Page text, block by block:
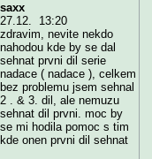
saxx
27.12. 13:20
zdravim, nevite nekdo
nahodou kde by se dal
sehnat prvni dil serie
nadace ( nadace ), celkem
bez problemu jsem sehnal
2 . & 3. dil, ale nemuzu
sehnat dil prvni. moc by
se mi hodila pomoc s tim
kde onen prvni dil sehnat